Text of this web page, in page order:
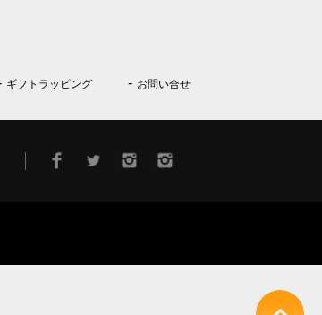
ギフトラッピング お問い合せ